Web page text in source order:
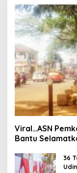
Viral…ASN
Bantu
36